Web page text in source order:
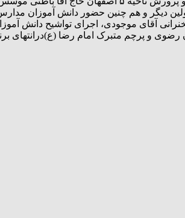
دیگر و هم چنین حضور دانش آموزان
آقای موجودی، اجرای تواشیح دانش
و پرچم متبرک امام رضا (ع)درانتهای